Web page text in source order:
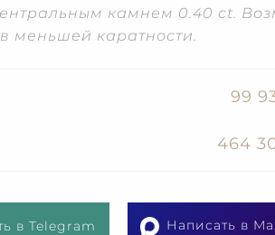
камнем 0.40 ct.
меньшей каратности.
99
464
в Telegram Написать в